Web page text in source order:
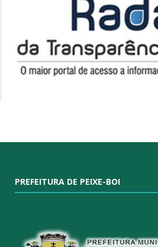
PREFEITURA DE PEIXE-BOI